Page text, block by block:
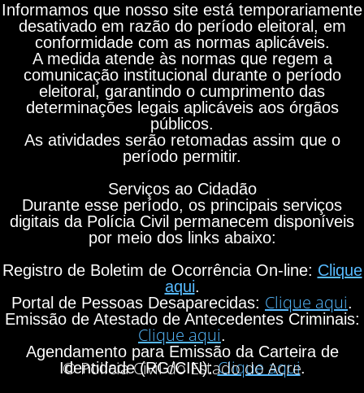
Informamos que nosso site está temporariamente
desativado em razão do período eleitoral, em
conformidade com as normas aplicáveis.
A medida atende às normas que regem a
comunicação institucional durante o período
eleitoral, garantindo o cumprimento das
determinações legais aplicáveis aos órgãos
públicos.
As atividades serão retomadas assim que o
período permitir.
Serviços ao Cidadão
Durante esse período, os principais serviços
digitais da Polícia Civil permanecem disponíveis
por meio dos links abaixo:
Registro de Boletim de Ocorrência On-line: Clique
aqui.
Portal de Pessoas Desaparecidas: Clique aqui.
Emissão de Atestado de Antecedentes Criminais:
Clique aqui.
Agendamento para Emissão da Carteira de
Identidade (RG/CIN):Clique aqui.
© Polícia Civil do Estado do Acre